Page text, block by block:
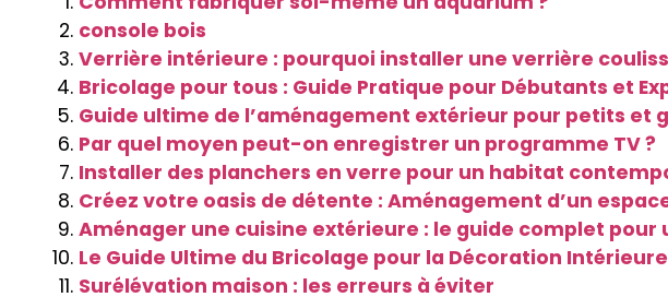
console bois
Verrière intérieure : pourquoi installer une verrière
Bricolage pour tous : Guide Pratique pour Débutants et
Guide ultime de l’aménagement extérieur pour petits et
Par quel moyen peut-on enregistrer un programme TV ?
Installer des planchers en verre pour un habitat
Créez votre oasis de détente : Aménagement d’un
Aménager une cuisine extérieure : le guide complet
Le Guide Ultime du Bricolage pour la Décoration Intérieure
Surélévation maison : les erreurs à éviter